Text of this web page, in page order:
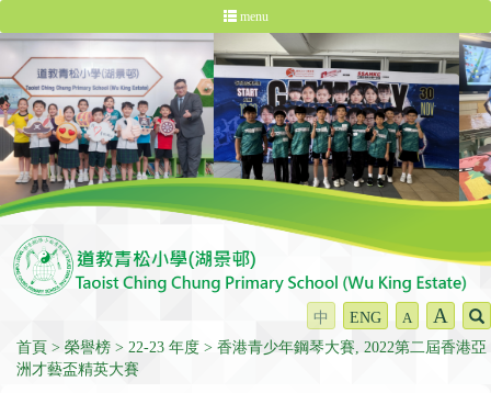
menu
中 ENG A A
首頁 榮譽榜 22-23 年度
香港青少年鋼琴大賽, 2022第二屆香港亞
洲才藝盃精英大賽